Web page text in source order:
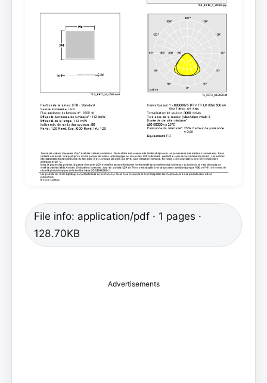
File info: application/pdf · 1 pages ·
128.70KB
Advertisements